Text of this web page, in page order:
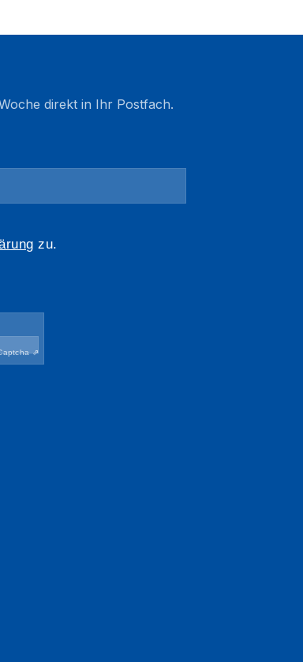
direkt in Ihr Postfach.